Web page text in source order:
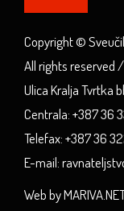
Copyright ©
All rights reserved
Ulica Kralja Tvrtka
Centrala: +387 36
Telefax: +387 36
E-mail:
Web by